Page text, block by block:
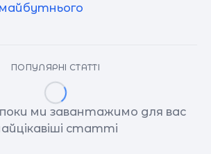
ПОПУЛЯРНІ СТАТТІ
ми завантажимо для вас
статті